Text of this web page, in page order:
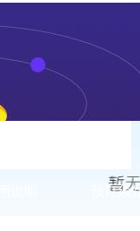
骑马射箭，化身骑兵
，风吹过耳， 在天地
预订须